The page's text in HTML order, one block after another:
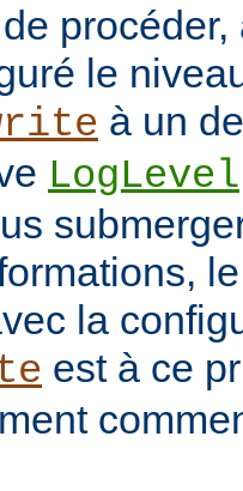
le
à un
LogLevel
la
est à ce